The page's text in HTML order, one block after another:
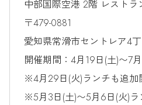
中部国際空港 2階 レストラ
〒479-0881
愛知県常滑市セントレア4
開催期間：4月19日(土)〜7
※4月29日(火)ランチも追加
※5月3日(土)〜5月6日(火)